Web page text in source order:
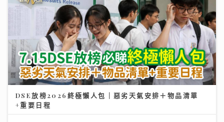
DSE放榜2026終極懶人包｜惡劣天氣安排＋物品清單
+重要日程